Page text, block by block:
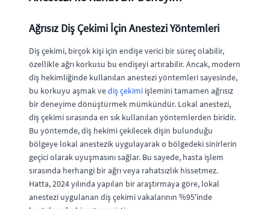
Ağrısız Diş Çekimi İçin Anestezi Yöntemleri
Diş çekimi, birçok kişi için endişe verici bir süreç olabilir,
özellikle ağrı korkusu bu endişeyi artırabilir. Ancak, modern
diş hekimliğinde kullanılan anestezi yöntemleri sayesinde,
bu korkuyu aşmak vediş çekimi işlemini tamamen ağrısız
bir deneyime dönüştürmek mümkündür. Lokal anestezi,
diş çekimi sırasında en sık kullanılan yöntemlerden biridir.
Bu yöntemde, diş hekimi çekilecek dişin bulunduğu
bölgeye lokal anestezik uygulayarak o bölgedeki sinirlerin
geçici olarak uyuşmasını sağlar. Bu sayede, hasta işlem
sırasında herhangi bir ağrı veya rahatsızlık hissetmez.
Hatta, 2024 yılında yapılan bir araştırmaya göre, lokal
anestezi uygulanan diş çekimi vakalarının %95'inde